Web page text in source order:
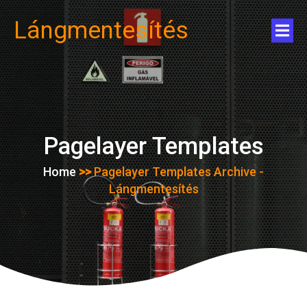
Lángmentesítés
Pagelayer Templates
Home>>Pagelayer Templates Archive -
Lángmentesítés